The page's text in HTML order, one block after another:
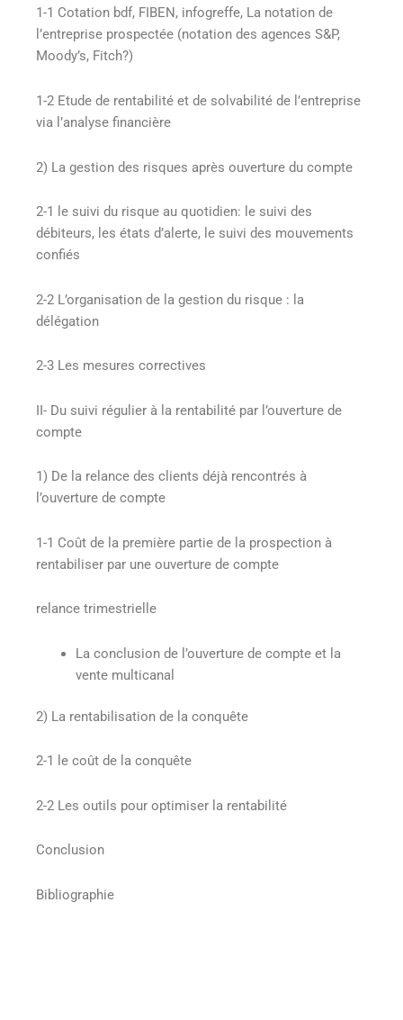
1-1 Cotation bdf, FIBEN, infogreffe, La notation de
l’entreprise prospectée (notation des agences S&P,
Moody’s, Fitch?)
1-2 Etude de rentabilité et de solvabilité de l’entreprise
via l’analyse financière
2) La gestion des risques après ouverture du compte
2-1 le suivi du risque au quotidien: le suivi des
débiteurs, les états d’alerte, le suivi des mouvements
confiés
2-2 L’organisation de la gestion du risque : la
délégation
2-3 Les mesures correctives
II- Du suivi régulier à la rentabilité par l’ouverture de
compte
1) De la relance des clients déjà rencontrés à
l’ouverture de compte
1-1 Coût de la première partie de la prospection à
rentabiliser par une ouverture de compte
relance trimestrielle
La conclusion de l’ouverture de compte et la
vente multicanal
2) La rentabilisation de la conquête
2-1 le coût de la conquête
2-2 Les outils pour optimiser la rentabilité
Conclusion
Bibliographie